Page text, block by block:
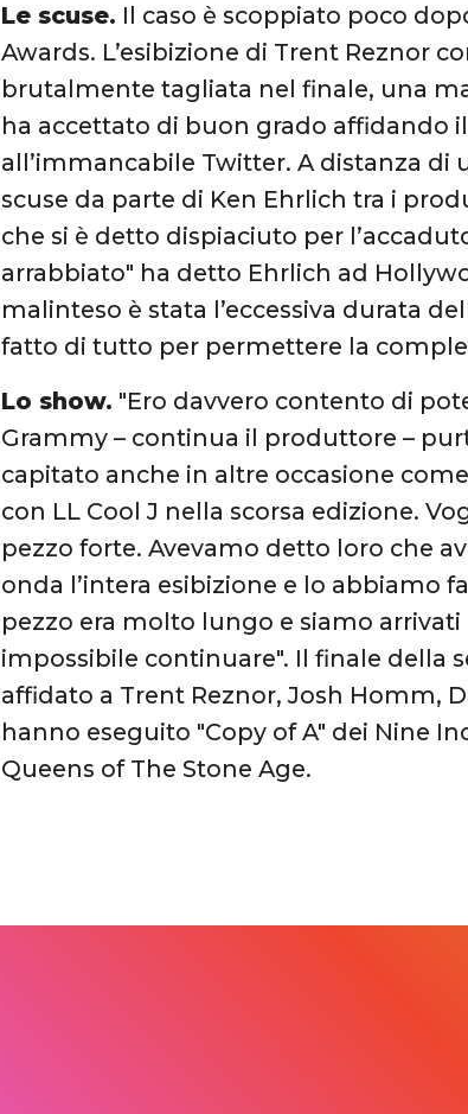
Le scuse. Il caso è scoppiato poco
Awards. L’esibizione di Trent Reznor
brutalmente tagliata nel finale, una
ha accettato di buon grado
all’immancabile Twitter. A distanza di
scuse da parte di Ken Ehrlich tra i
che si è detto dispiaciuto per
arrabbiato" ha detto Ehrlich ad
malinteso è stata l’eccessiva durata
fatto di tutto per permettere la
Lo show. "Ero davvero contento di
Grammy – continua il produttore –
capitato anche in altre occasione
con LL Cool J nella scorsa edizione.
pezzo forte. Avevamo detto loro che
onda l’intera esibizione e lo abbiamo
pezzo era molto lungo e siamo
impossibile continuare". Il finale della
affidato a Trent Reznor, Josh Homm,
hanno eseguito "Copy of A" dei Nine
Queens of The Stone Age.